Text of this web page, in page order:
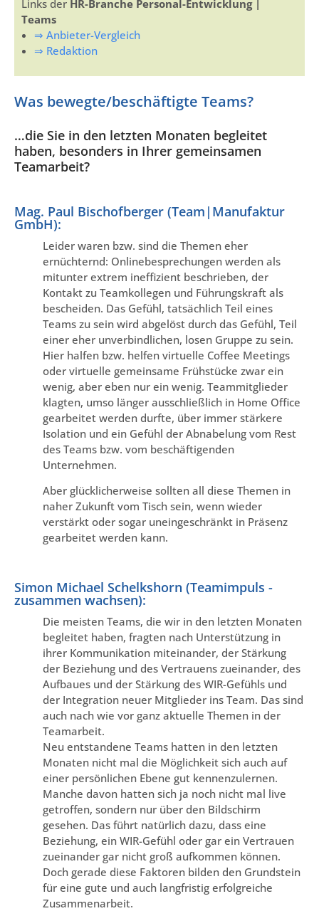
Links der HR-Branche Personal-Entwicklung|
Teams
⇒ Anbieter-Vergleich
⇒ Redaktion
Was bewegte/beschäftigte Teams?
…die Sie in den letzten Monaten begleitet
haben, besonders in Ihrer gemeinsamen
Teamarbeit?
Mag. Paul Bischofberger (Team|Manufaktur
GmbH):
Leider waren bzw. sind die Themen eher
ernüchternd: Onlinebesprechungen werden als
mitunter extrem ineffizient beschrieben, der
Kontakt zu Teamkollegen und Führungskraft als
bescheiden. Das Gefühl, tatsächlich Teil eines
Teams zu sein wird abgelöst durch das Gefühl, Teil
einer eher unverbindlichen, losen Gruppe zu sein.
Hier halfen bzw. helfen virtuelle Coffee Meetings
oder virtuelle gemeinsame Frühstücke zwar ein
wenig, aber eben nur ein wenig. Teammitglieder
klagten, umso länger ausschließlich in Home Office
gearbeitet werden durfte, über immer stärkere
Isolation und ein Gefühl der Abnabelung vom Rest
des Teams bzw. vom beschäftigenden
Unternehmen.
Aber glücklicherweise sollten all diese Themen in
naher Zukunft vom Tisch sein, wenn wieder
verstärkt oder sogar uneingeschränkt in Präsenz
gearbeitet werden kann.
Simon Michael Schelkshorn (Teamimpuls -
zusammen wachsen):
Die meisten Teams, die wir in den letzten Monaten
begleitet haben, fragten nach Unterstützung in
ihrer Kommunikation miteinander, der Stärkung
der Beziehung und des Vertrauens zueinander, des
Aufbaues und der Stärkung des WIR-Gefühls und
der Integration neuer Mitglieder ins Team. Das sind
auch nach wie vor ganz aktuelle Themen in der
Teamarbeit.
Neu entstandene Teams hatten in den letzten
Monaten nicht mal die Möglichkeit sich auch auf
einer persönlichen Ebene gut kennenzulernen.
Manche davon hatten sich ja noch nicht mal live
getroffen, sondern nur über den Bildschirm
gesehen. Das führt natürlich dazu, dass eine
Beziehung, ein WIR-Gefühl oder gar ein Vertrauen
zueinander gar nicht groß aufkommen können.
Doch gerade diese Faktoren bilden den Grundstein
für eine gute und auch langfristig erfolgreiche
Zusammenarbeit.